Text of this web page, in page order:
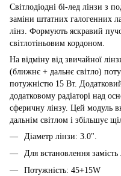
Світлодіодні бі-лед лінзи з
заміни штатних галогенних
лінз. Формують яскравий
світлотіньовим кордоном.
На відміну від звичайної
(ближнє + дальнє світло)
потужністю 15 Вт.
додатковому радіаторі над
сферичну лінзу. Цей модуль
дальнім світлом і збільшує
Діаметр лінзи: 3.0".
Для встановлення
Потужність: 45+15W